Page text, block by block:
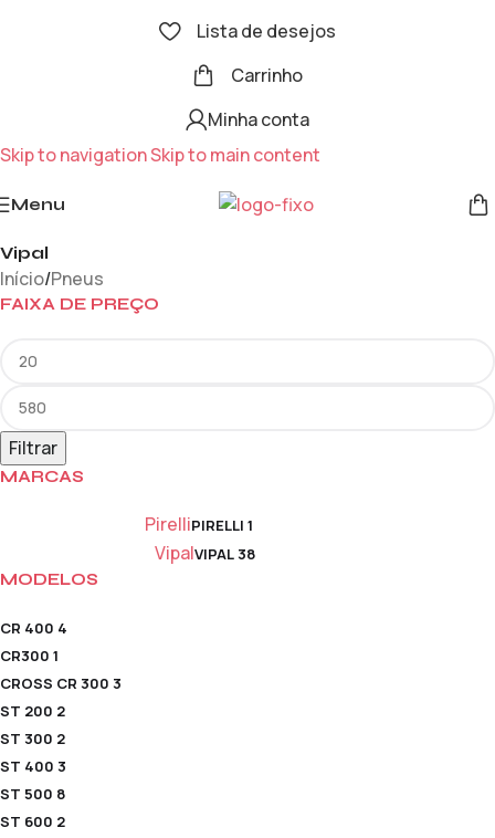
Lista de desejos
Carrinho
Minha conta
Skip to navigationSkip to main content
Menu
Vipal
Início/Pneus
FAIXA DE PREÇO
Filtrar
MARCAS
PirelliPIRELLI 1
VipalVIPAL 38
MODELOS
CR 400 4
CR300 1
CROSS CR 300 3
ST 200 2
ST 300 2
ST 400 3
ST 500 8
ST 600 2